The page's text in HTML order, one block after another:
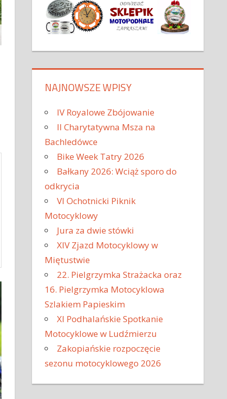
NAJNOWSZE WPISY
IV Royalowe Zbójowanie
II Charytatywna Msza na
Bachledówce
Bike Week Tatry 2026
Bałkany 2026: Wciąż sporo do
odkrycia
VI Ochotnicki Piknik
Motocyklowy
Jura za dwie stówki
XIV Zjazd Motocyklowy w
Miętustwie
22. Pielgrzymka Strażacka oraz
16. Pielgrzymka Motocyklowa
Szlakiem Papieskim
XI Podhalańskie Spotkanie
Motocyklowe w Ludźmierzu
Zakopiańskie rozpoczęcie
sezonu motocyklowego 2026